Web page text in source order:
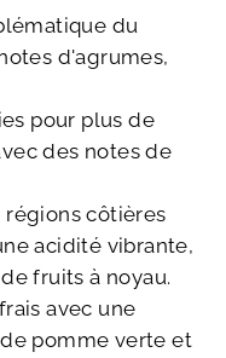
du
d'agrumes,
pour plus de
des notes de
régions côtières
acidité vibrante,
fruits à noyau.
avec une
pomme verte et